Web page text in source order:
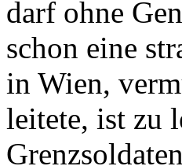
darf ohne
schon eine
in Wien,
leitete, ist zu